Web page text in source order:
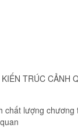
TRÚC CẢNH
chất lượng chương